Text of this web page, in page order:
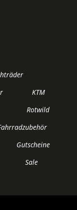
KTM
Rotwild
Gutscheine
Sale